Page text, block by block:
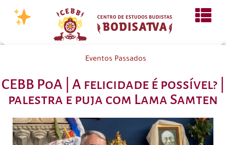
Eventos Passados
CEBB PoA | A felicidade é possível? |
palestra e puja com Lama Samten